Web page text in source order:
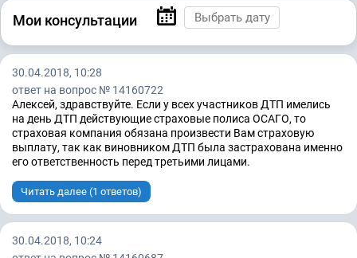
Мои консультации
30.04.2018, 10:28
ответ на вопрос № 14160722
Алексей, здравствуйте. Если у всех участников ДТП имелись
на день ДТП действующие страховые полиса ОСАГО, то
страховая компания обязана произвести Вам страховую
выплату, так как виновником ДТП была застрахована именно
его ответственность перед третьими лицами.
Читать далее (1 ответов)
30.04.2018, 10:24